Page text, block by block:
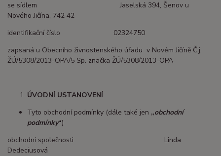
se sídlem Jaselská 394, Šenov u
Nového Jičína, 742 42
identifikační číslo 02324750
zapsaná u Obecního živnostenského úřadu v Novém Jičíně Č.j.
ŽÚ/5308/2013-OPA/5 Sp. značka ŽÚ/5308/2013-OPA
ÚVODNÍ USTANOVENÍ
Tyto obchodní podmínky (dále také jen „obchodní
podmínky“)
obchodní společnosti Linda
Dedeciusová